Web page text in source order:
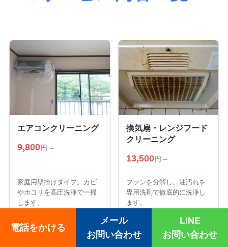
エアコンクリーニング
9,800円～
家庭用壁掛けタイプ。カビ
やホコリを高圧洗浄で一掃
します。
換気扇・レンジフード
クリーニング
13,500円～
ファンを分解し、油汚れを
専用洗剤で徹底的に洗浄し
ます。
電話をかける
メール
お問い合わせ
LINE
お問い合わせ